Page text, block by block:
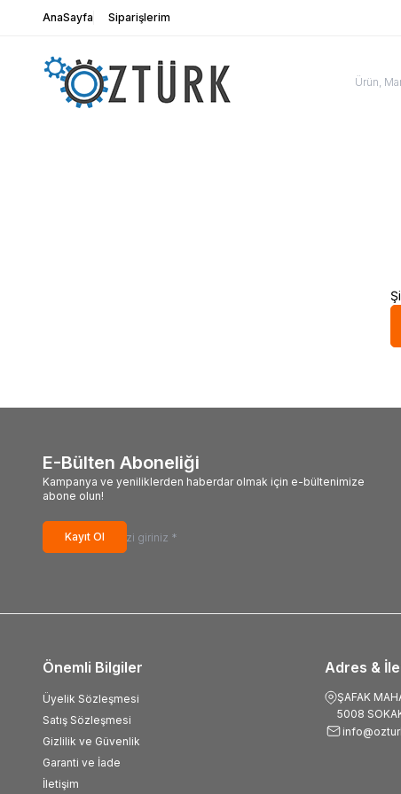
AnaSayfa Siparişlerim
E-Bülten Aboneliği
Kampanya ve yeniliklerden haberdar olmak için e-bültenimize
abone olun!
Kayıt Ol
Adres &
ŞAFAK
5008
Önemli Bilgiler
Üyelik Sözleşmesi
Satış Sözleşmesi
Gizlilik ve Güvenlik
Garanti ve İade
İletişim